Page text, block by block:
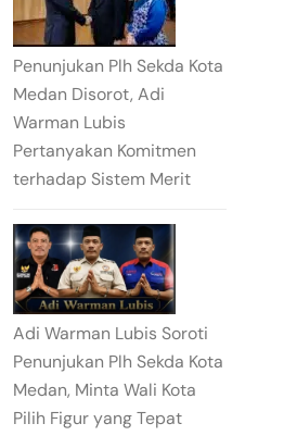
Penunjukan Plh Sekda Kota
Medan Disorot, Adi
Warman Lubis
Pertanyakan Komitmen
terhadap Sistem Merit
Adi Warman Lubis Soroti
Penunjukan Plh Sekda Kota
Medan, Minta Wali Kota
Pilih Figur yang Tepat